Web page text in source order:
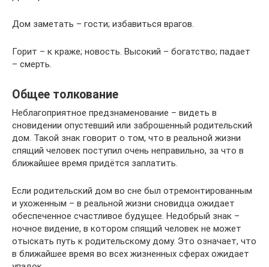
Дом заметать – гости; избавиться врагов.
Горит – к краже; новость. Высокий – богатство; падает
– смерть.
Общее толкование
Неблагоприятное предзнаменование – видеть в
сновидении опустевший или заброшенный родительский
дом. Такой знак говорит о том, что в реальной жизни
спящий человек поступил очень неправильно, за что в
ближайшее время придётся заплатить.
Если родительский дом во сне был отремонтированным
и ухоженным – в реальной жизни сновидца ожидает
обеспеченное счастливое будущее. Недобрый знак –
ночное видение, в котором спящий человек не может
отыскать путь к родительскому дому. Это означает, что
в ближайшее время во всех жизненных сферах ожидает